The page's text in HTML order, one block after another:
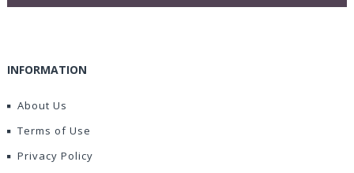
INFORMATION
About Us
Terms of Use
Privacy Policy